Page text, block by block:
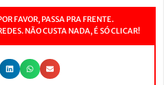
FAVOR, PASSA PRA FRENTE.
NÃO CUSTA NADA, É SÓ CLICAR!